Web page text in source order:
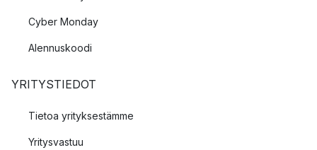
Cyber Monday
Alennuskoodi
YRITYSTIEDOT
Tietoa yrityksestämme
Yritysvastuu